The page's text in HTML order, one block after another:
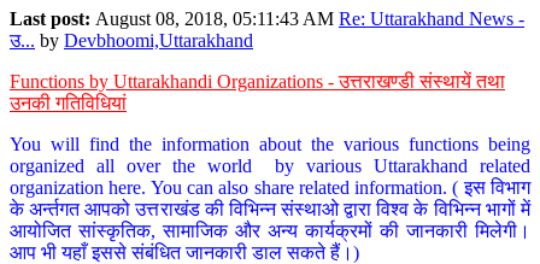
Last post: August 08, 2018, 05:11:43 AM Re: Uttarakhand News -
उ... by Devbhoomi,Uttarakhand
Functions by Uttarakhandi Organizations - उत्तराखण्डी संस्थायें तथा
उनकी गतिविधियां
You will find the information about the various functions being
organized all over the world by various Uttarakhand related
organization here. You can also share related information. ( इस विभाग
के अर्न्तगत आपको उत्तराखंड की विभिन्न संस्थाओ द्वारा विश्व के विभिन्न भागों में
आयोजित सांस्कृतिक, सामाजिक और अन्य कार्यक्रमों की जानकारी मिलेगी।
आप भी यहाँ इससे संबंधित जानकारी डाल सकते हैं।)